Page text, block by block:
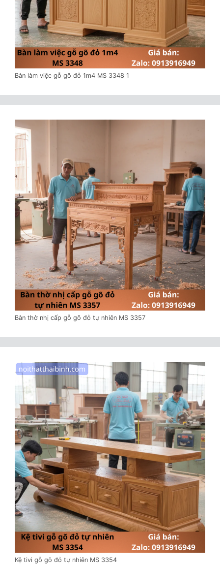
Bàn làm việc gỗ gõ đỏ 1m4 MS 3348 1
Bàn thờ nhị cấp gỗ gõ đỏ tự nhiên MS 3357
Kệ tivi gỗ gõ đỏ tự nhiên MS 3354